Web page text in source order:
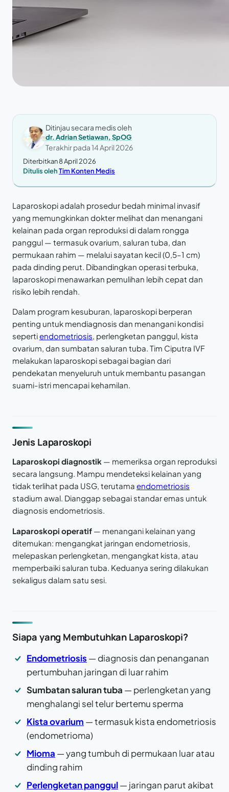
Ditinjau secara medis oleh
dr. Adrian Setiawan, SpOG
Terakhir pada14 April 2026
Diterbitkan 8 April 2026
Ditulis olehTim Konten Medis
Laparoskopi adalah prosedur bedah minimal invasif
yang memungkinkan dokter melihat dan menangani
kelainan pada organ reproduksi di dalam rongga
panggul — termasuk ovarium, saluran tuba, dan
permukaan rahim — melalui sayatan kecil (0,5–1 cm)
pada dinding perut. Dibandingkan operasi terbuka,
laparoskopi menawarkan pemulihan lebih cepat dan
risiko lebih rendah.
Dalam program kesuburan, laparoskopi berperan
penting untuk mendiagnosis dan menangani kondisi
sepertiendometriosis, perlengketan panggul, kista
ovarium, dan sumbatan saluran tuba. Tim Ciputra IVF
melakukan laparoskopi sebagai bagian dari
pendekatan menyeluruh untuk membantu pasangan
suami-istri mencapai kehamilan.
Jenis Laparoskopi
Laparoskopi diagnostik — memeriksa organ reproduksi
secara langsung. Mampu mendeteksi kelainan yang
tidak terlihat pada USG, terutama endometriosis
stadium awal. Dianggap sebagai standar emas untuk
diagnosis endometriosis.
Laparoskopi operatif — menangani kelainan yang
ditemukan: mengangkat jaringan endometriosis,
melepaskan perlengketan, mengangkat kista, atau
memperbaiki saluran tuba. Keduanya sering dilakukan
sekaligus dalam satu sesi.
Siapa yang Membutuhkan Laparoskopi?
Endometriosis — diagnosis dan penanganan
pertumbuhan jaringan di luar rahim
Sumbatan saluran tuba — perlengketan yang
menghalangi sel telur bertemu sperma
Kista ovarium — termasuk kista endometriosis
(endometrioma)
Mioma — yang tumbuh di permukaan luar atau
dinding rahim
Perlengketan panggul— jaringan parut akibat